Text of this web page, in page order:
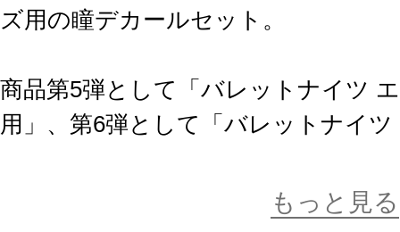
ズ用の瞳デカールセット。
商品第5弾として「バレットナイツ
用」、第6弾として「バレットナイ
キット封入版デカールのデザインを
もっと見る